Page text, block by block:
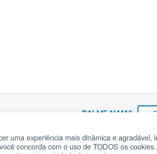
DAI-ME ALMAS
Fundação
uma experiência mais dinâmica e agradável,
concorda com o uso de TODOS os